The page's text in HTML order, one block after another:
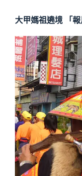
大甲媽祖遶境 「